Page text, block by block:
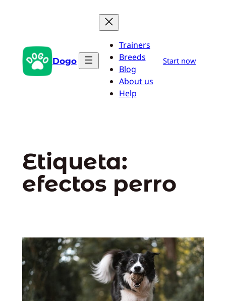
Dogo
Trainers
Breeds
Blog
About us
Help
Start now
Etiqueta:
efectos perro